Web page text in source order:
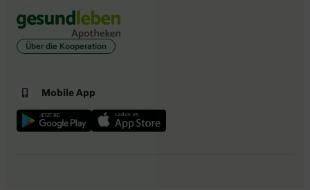
Über die Kooperation
Mobile App